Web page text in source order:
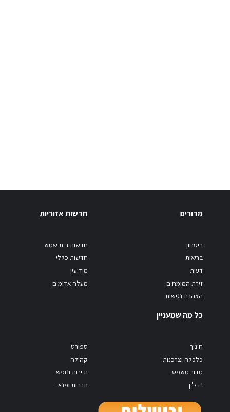
מדורים
ביטחון
בריאות
דעות
זירת המומחים
הצהרת נגישות
חדשות אזוריות
חדשות בית שמש
חדשות כללי
מודיעין
מעלה אדומים
כל מה שמעניין
חינוך
כלכלה וצרכנות
מדור משפטי
נדל"ן
ספורט
קהילה
תיירות ונופש
תרבות ופנאי